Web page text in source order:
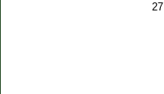
27